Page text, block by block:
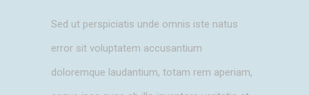
Sed ut perspiciatis unde omnis iste natus
error sit voluptatem accusantium
doloremque laudantium, totam rem aperiam,